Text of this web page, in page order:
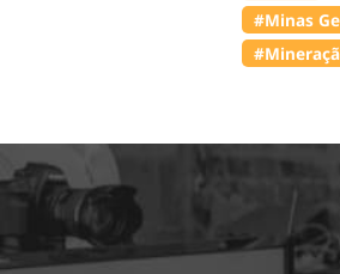
#Minas